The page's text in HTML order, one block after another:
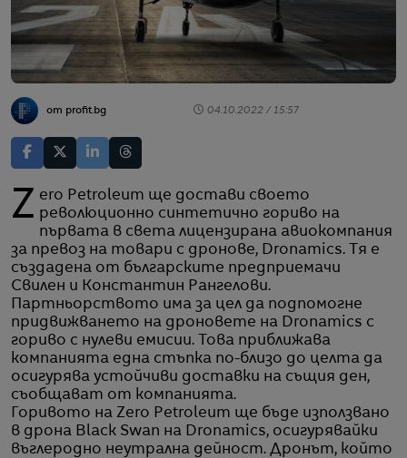
от profit.bg 04.10.2022 / 15:57
Zero Petroleum ще достави своето революционно синтетично гориво на
първата в света лицензирана авиокомпания
за превоз на товари с дронове, Dronamics. Тя е
създадена от българските предприемачи
Свилен и Константин Рангелови.
Партньорството има за цел да подпомогне
придвижването на дроновете на Dronamics с
гориво с нулеви емисии. Това приближава
компанията една стъпка по-близо до целта да
осигурява устойчиви доставки на същия ден,
съобщават от компанията.
Горивото на Zero Petroleum ще бъде използвано
в дрона Black Swan на Dronamics, осигурявайки
въглеродно неутрална дейност. Дронът, който